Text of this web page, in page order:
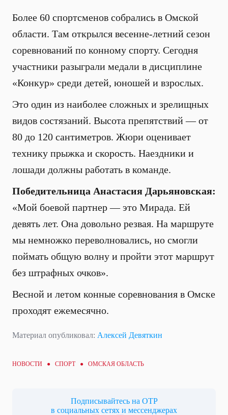
Более 60 спортсменов собрались в Омской
области. Там открылся весенне-летний сезон
соревнований по конному спорту. Сегодня
участники разыграли медали в дисциплине
«Конкур» среди детей, юношей и взрослых.
Это один из наиболее сложных и зрелищных
видов состязаний. Высота препятствий — от
80 до 120 сантиметров. Жюри оценивает
технику прыжка и скорость. Наездники и
лошади должны работать в команде.
Победительница Анастасия Дарьяновская:
«Мой боевой партнер — это Мирада. Ей
девять лет. Она довольно резвая. На маршруте
мы немножко переволновались, но смогли
поймать общую волну и пройти этот маршрут
без штрафных очков».
Весной и летом конные соревнования в Омске
проходят ежемесячно.
Материал опубликовал: Алексей Девяткин
НОВОСТИ ● СПОРТ● ОМСКАЯ ОБЛАСТЬ
Подписывайтесь на ОТР
в социальных сетях и мессенджерах